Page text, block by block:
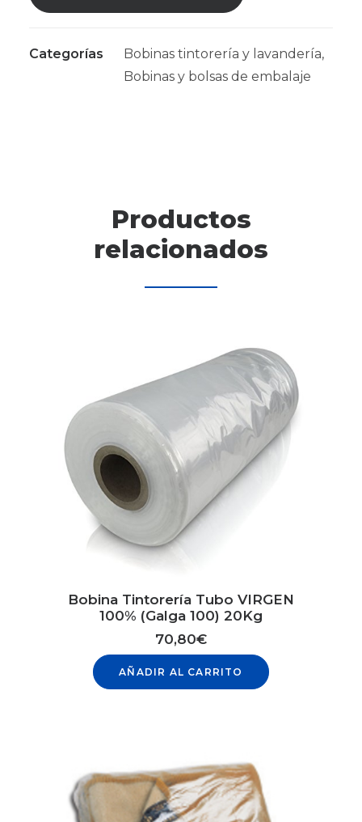
VIRGEN
(Galga
Categorías Bobinas tintorería y lavandería,
Bobinas y bolsas de embalaje
Productos
relacionados
Bobina Tintorería Tubo VIRGEN
100% (Galga 100) 20Kg
70,80€
AÑADIR AL CARRITO